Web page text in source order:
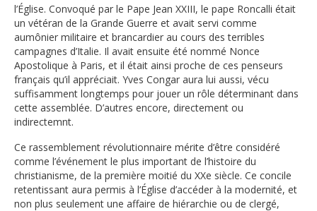
l’Église. Convoqué par le Pape Jean XXIII, le pape Roncalli était
un vétéran de la Grande Guerre et avait servi comme
aumônier militaire et brancardier au cours des terribles
campagnes d’Italie. Il avait ensuite été nommé Nonce
Apostolique à Paris, et il était ainsi proche de ces penseurs
français qu’il appréciait. Yves Congar aura lui aussi, vécu
suffisamment longtemps pour jouer un rôle déterminant dans
cette assemblée. D’autres encore, directement ou
indirectemnt.
Ce rassemblement révolutionnaire mérite d’être considéré
comme l’événement le plus important de l’histoire du
christianisme, de la première moitié du XXe siècle. Ce concile
retentissant aura permis à l’Église d’accéder à la modernité, et
non plus seulement une affaire de hiérarchie ou de clergé,